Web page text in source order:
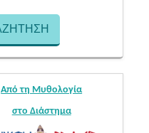
Από τη Μυθολογία
στο Διάστημα